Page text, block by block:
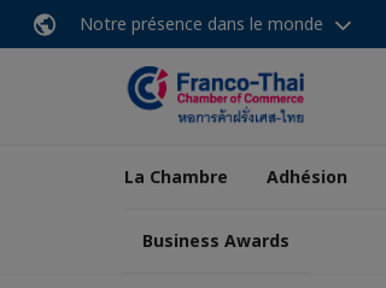
Notre présence dans le monde
La Chambre Adhésion
Business Awards